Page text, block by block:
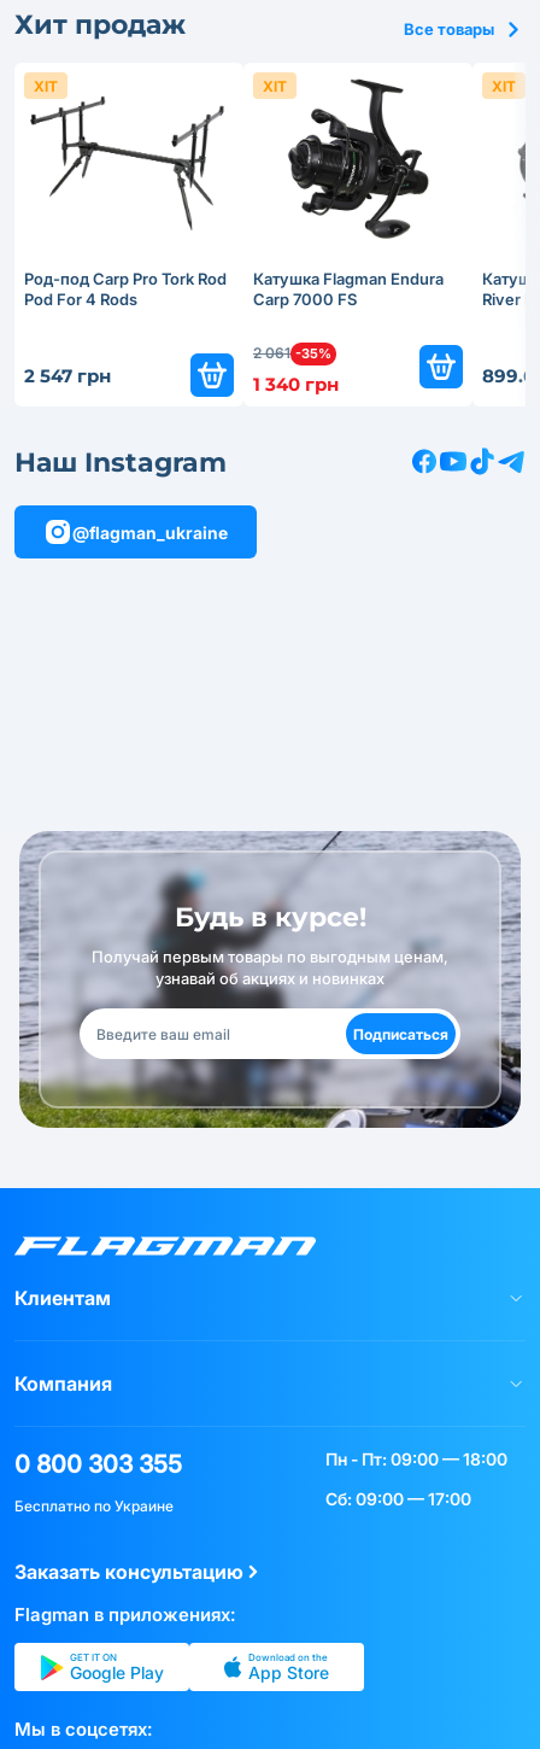
Хит продаж Все товары
Род-под Carp Pro Tork Rod
Pod For 4 Rods
2 547 грн
ХІТ
Катушка Flagman Endura
Carp 7000 FS
2 061 -35%
1 340 грн
ХІТ
River
899.6
ХІТ
Наш Instagram
@flagman_ukraine
Будь в курсе!
Получай первым товары по выгодным ценам,
узнавай об акциях и новинках
Подписаться
Клиентам
Компания
0 800 303 355
Бесплатно по Украине
Пн - Пт: 09:00 — 18:00
Сб: 09:00 — 17:00
Заказать консультацию
Flagman в приложениях:
GET IT ON
Google Play
Download on the
App Store
Мы в соцсетях: